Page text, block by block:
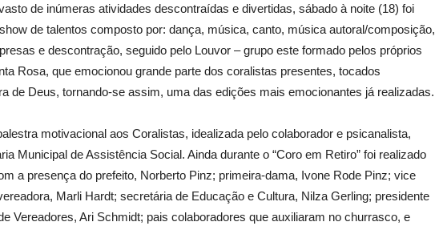
de inúmeras atividades descontraídas e divertidas, sábado à noite (18) foi
de talentos composto por: dança, música, canto, música autoral/composição,
e descontração, seguido pelo Louvor – grupo este formado pelos próprios
Rosa, que emocionou grande parte dos coralistas presentes, tocados
de Deus, tornando-se assim, uma das edições mais emocionantes já realizadas.
motivacional aos Coralistas, idealizada pelo colaborador e psicanalista,
Municipal de Assistência Social. Ainda durante o “Coro em Retiro” foi realizado
a presença do prefeito, Norberto Pinz; primeira-dama, Ivone Rode Pinz; vice
Marli Hardt; secretária de Educação e Cultura, Nilza Gerling; presidente
Vereadores, Ari Schmidt; pais colaboradores que auxiliaram no churrasco, e